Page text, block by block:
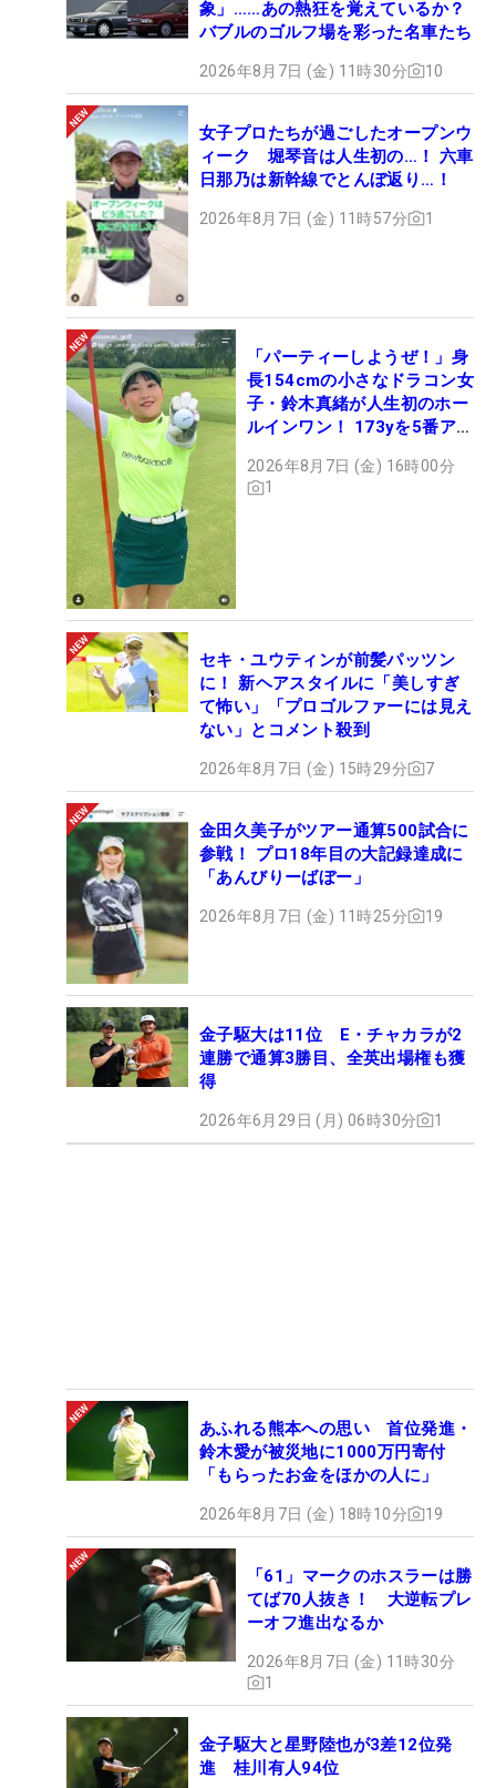
象」……あの熱狂を覚えているか？
バブルのゴルフ場を彩った名車たち
2026年8月7日 (金) 11時30分 10
女子プロたちが過ごしたオープンウ
ィーク 堀琴音は人生初の…！ 六車
日那乃は新幹線でとんぼ返り…！
2026年8月7日 (金) 11時57分 1
「パーティーしようぜ！」身
長154cmの小さなドラコン女
子・鈴木真緒が人生初のホー
ルインワン！ 173yを5番アイ
2026年8月7日 (金) 16時00分
1
セキ・ユウティンが前髪パッツン
に！ 新ヘアスタイルに「美しすぎ
て怖い」「プロゴルファーには見え
ない」とコメント殺到
2026年8月7日 (金) 15時29分 7
金田久美子がツアー通算500試合に
参戦！ プロ18年目の大記録達成に
「あんびりーばぼー」
2026年8月7日 (金) 11時25分 19
金子駆大は11位 E・チャカラが2
連勝で通算3勝目、全英出場権も獲
得
2026年6月29日 (月) 06時30分 1
あふれる熊本への思い 首位発進・
鈴木愛が被災地に1000万円寄付
「もらったお金をほかの人に」
2026年8月7日 (金) 18時10分 19
「61」マークのホスラーは勝
てば70人抜き！ 大逆転プレ
ーオフ進出なるか
2026年8月7日 (金) 11時30分
1
金子駆大と星野陸也が3差12位発
進 桂川有人94位